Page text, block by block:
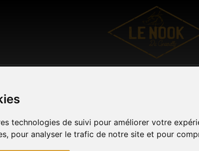
technologies de suivi pour améliorer votre
pour analyser le trafic de notre site et pour